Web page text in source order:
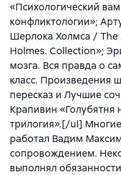
«Психологический
конфликтологии»;
Шерлока Холмса / The
Holmes. Collection»;
мозга. Вся правда о
класс. Произведения
пересказ и Лучшие
Крапивин «Голубятня
трилогия».[/ul]
работал Вадим
сопровождением.
выполнял